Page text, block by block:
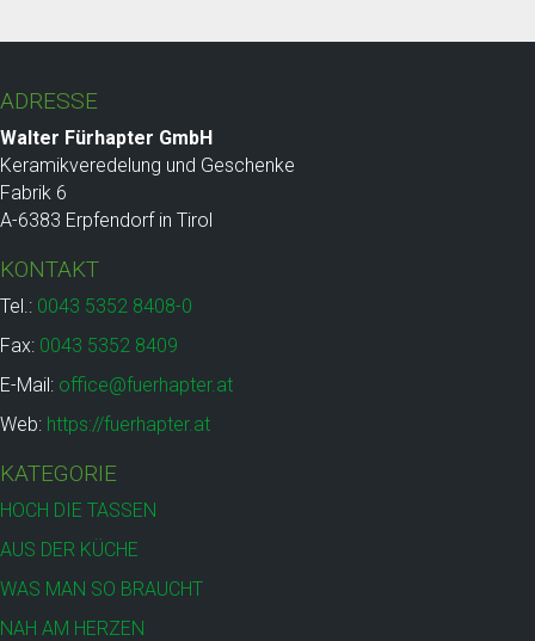
ADRESSE
Walter Fürhapter GmbH
Keramikveredelung und Geschenke
Fabrik 6
A-6383 Erpfendorf in Tirol
KONTAKT
Tel.: 0043 5352 8408-0
Fax: 0043 5352 8409
E-Mail: office@fuerhapter.at
Web: https://fuerhapter.at
KATEGORIE
HOCH DIE TASSEN
AUS DER KÜCHE
WAS MAN SO BRAUCHT
NAH AM HERZEN